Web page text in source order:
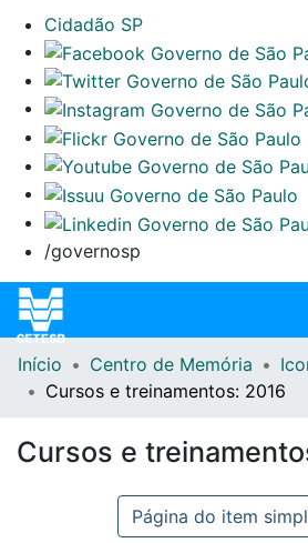
Cidadão SP
/governosp
Home
Repositório
Início Centro de Memória
Cursos e treinamentos: 2016
Cursos e
Página do item